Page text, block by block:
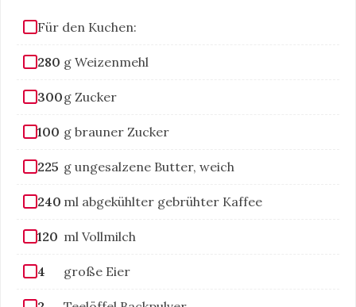
Für den Kuchen:
280 g Weizenmehl
300g Zucker
100 g brauner Zucker
225 g ungesalzene Butter, weich
240 ml abgekühlter gebrühter Kaffee
120 ml Vollmilch
4 große Eier